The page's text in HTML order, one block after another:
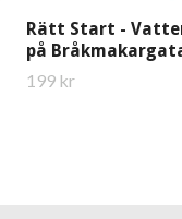
Rätt Start -
på
199 kr